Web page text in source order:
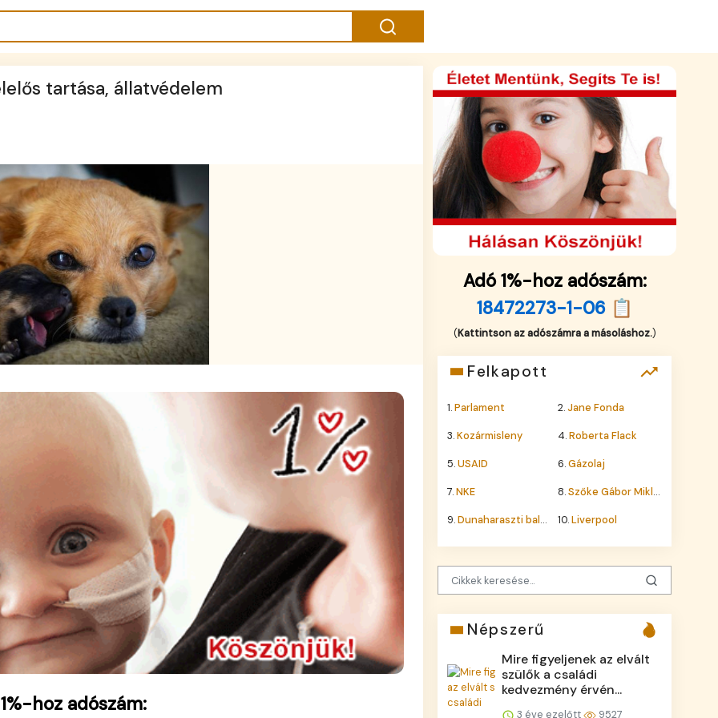
tartása, állatvédelem
hoz adószám:
Adó 1%-hoz adószám:
18472273-1-06 📋
(Kattintson az adószámra a másoláshoz.)
Felkapott
1.Parlament 2.Jane Fonda
3.Kozármisleny 4.Roberta Flack
5.USAID 6.Gázolaj
7.NKE 8.Szőke Gábor Miklós
9.Dunaharaszti baleset 10.Liverpool
Népszerű
Mire figyeljenek az elvált
szülők a családi
kedvezmény érvén...
3 éve ezelőtt 9527